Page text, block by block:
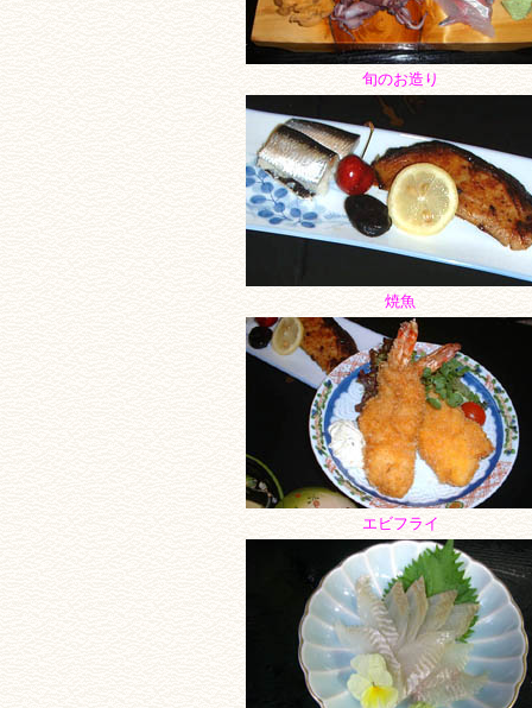
旬のお造り
焼魚
エビフライ